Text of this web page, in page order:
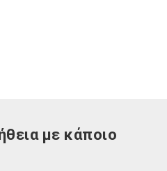
με κάποιο